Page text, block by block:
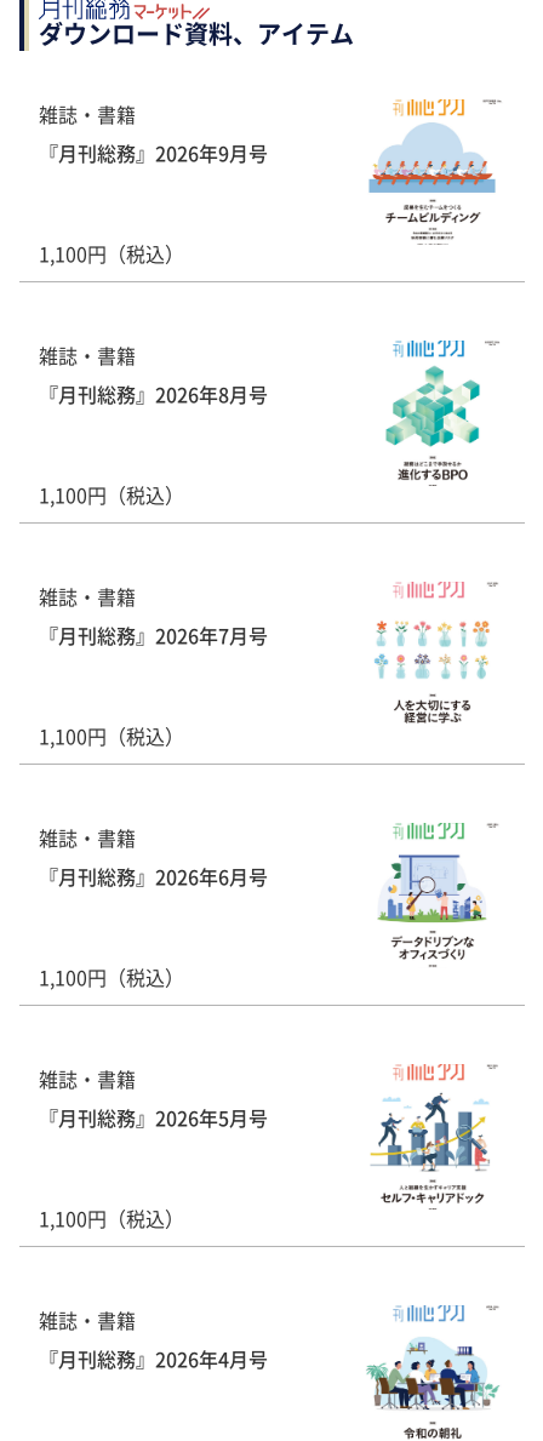
ダウンロード資料、アイテム
雑誌・書籍
『月刊総務』2026年9月号
1,100円（税込）
雑誌・書籍
『月刊総務』2026年8月号
1,100円（税込）
雑誌・書籍
『月刊総務』2026年7月号
1,100円（税込）
雑誌・書籍
『月刊総務』2026年6月号
1,100円（税込）
雑誌・書籍
『月刊総務』2026年5月号
1,100円（税込）
雑誌・書籍
『月刊総務』2026年4月号